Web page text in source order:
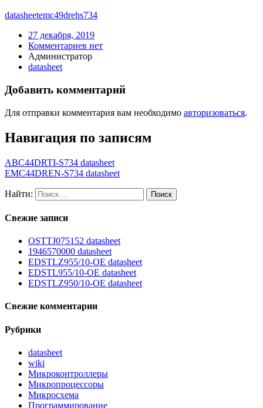
datasheetemc49drehs734
27 декабря, 2019
Комментариев нет
Администратор
datasheet
Добавить комментарий
Для отправки комментария вам необходимо авторизоваться.
Навигация по записям
ABC44DRTI-S734 datasheet
EMC44DREN-S734 datasheet
Найти:
Свежие записи
OSTTJ075152 datasheet
1946570000 datasheet
EDSTLZ955/10-OE datasheet
EDSTL955/10-OE datasheet
EDSTLZ950/10-OE datasheet
Свежие комментарии
Рубрики
datasheet
wiki
Микроконтроллеры
Микропроцессоры
Микросхема
Программирование